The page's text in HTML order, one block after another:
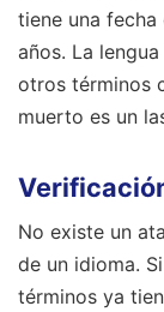
tiene una
años. La
otros términos
muerto es un
No existe un
de un idioma.
términos ya